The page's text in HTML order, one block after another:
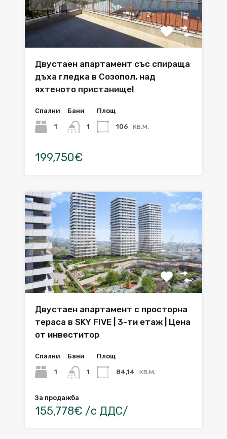
Двустаен апартамент със спираща
дъха гледка в Созопол, над
яхтеното пристанище!
Спални
1
Бани
1
Площ
106 кв.м.
199,750€
Двустаен апартамент с просторна
тераса в SKY FIVE | 3-ти етаж | Цена
от инвеститор
Спални
1
Бани
1
Площ
84,14 кв.м.
За продажба
155,778€ /с ДДС/